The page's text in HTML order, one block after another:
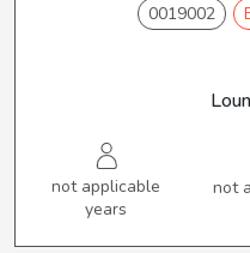
0019002
not applicable
years
not